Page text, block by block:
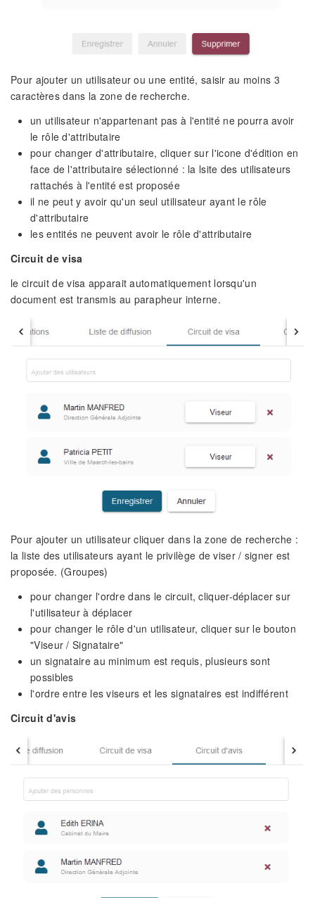
Pour ajouter un utilisateur ou une entité, saisir au moins 3
caractères dans la zone de recherche.
un utilisateur n'appartenant pas à l'entité ne pourra avoir
le rôle d'attributaire
pour changer d'attributaire, cliquer sur l'icone d'édition en
face de l'attributaire sélectionné : la lsite des utilisateurs
rattachés à l'entité est proposée
il ne peut y avoir qu'un seul utilisateur ayant le rôle
d'attributaire
les entités ne peuvent avoir le rôle d'attributaire
Circuit de visa
le circuit de visa apparait automatiquement lorsqu'un
document est transmis au parapheur interne.
Pour ajouter un utilisateur cliquer dans la zone de recherche :
la liste des utilisateurs ayant le privilège de viser / signer est
proposée. (Groupes)
pour changer l'ordre dans le circuit, cliquer-déplacer sur
l'utilisateur à déplacer
pour changer le rôle d'un utilisateur, cliquer sur le bouton
"Viseur / Signataire"
un signataire au minimum est requis, plusieurs sont
possibles
l'ordre entre les viseurs et les signataires est indifférent
Circuit d'avis